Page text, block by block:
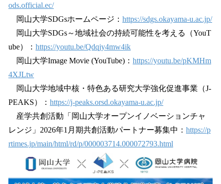
ods.official.ec/
岡山大学SDGsホームページ： https://sdgs.okayama-u.ac.jp/
岡山大学SDGs～地域社会の持続可能性を考える（YouT
ube）： https://youtu.be/Qdqjy4mw4ik
岡山大学Image Movie (YouTube)： https://youtu.be/pKMHm
4XJLtw
岡山大学地域中核・特色ある研究大学強化促進事業（J-
PEAKS）： https://j-peaks.orsd.okayama-u.ac.jp/
産学共創活動「岡山大学オープンイノベーションチャ
レンジ」2026年1月期共創活動パートナー募集中： https://p
rtimes.jp/main/html/rd/p/000003714.000072793.html